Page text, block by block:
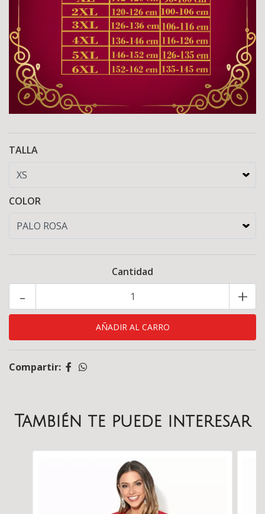
TALLA
COLOR
Cantidad
+
-
Compartir:
También te puede interesar